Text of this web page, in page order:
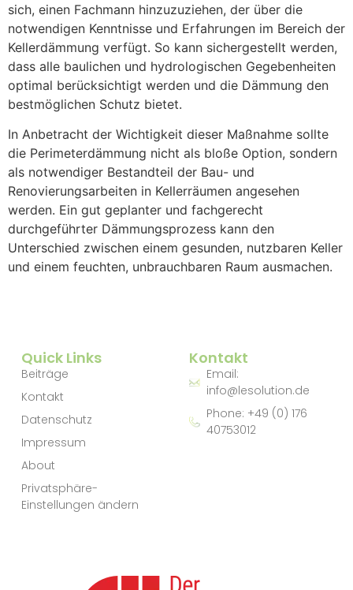
sich, einen Fachmann hinzuzuziehen, der über die
notwendigen Kenntnisse und Erfahrungen im Bereich der
Kellerdämmung verfügt. So kann sichergestellt werden,
dass alle baulichen und hydrologischen Gegebenheiten
optimal berücksichtigt werden und die Dämmung den
bestmöglichen Schutz bietet.
In Anbetracht der Wichtigkeit dieser Maßnahme sollte
die Perimeterdämmung nicht als bloße Option, sondern
als notwendiger Bestandteil der Bau- und
Renovierungsarbeiten in Kellerräumen angesehen
werden. Ein gut geplanter und fachgerecht
durchgeführter Dämmungsprozess kann den
Unterschied zwischen einem gesunden, nutzbaren Keller
und einem feuchten, unbrauchbaren Raum ausmachen.
Quick Links
Beiträge
Kontakt
Datenschutz
Impressum
About
Privatsphäre-
Einstellungen ändern
Kontakt
Email:
info@lesolution.de
Phone: +49 (0) 176
40753012